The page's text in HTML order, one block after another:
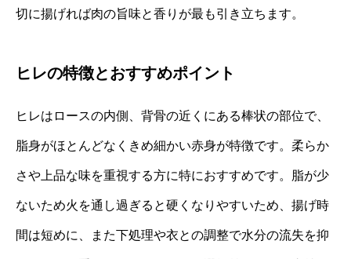
切に揚げれば肉の旨味と香りが最も引き立ちます。
ヒレの特徴とおすすめポイント
ヒレはロースの内側、背骨の近くにある棒状の部位で、
脂身がほとんどなくきめ細かい赤身が特徴です。柔らか
さや上品な味を重視する方に特におすすめです。脂が少
ないため火を通し過ぎると硬くなりやすいため、揚げ時
間は短めに、また下処理や衣との調整で水分の流失を抑